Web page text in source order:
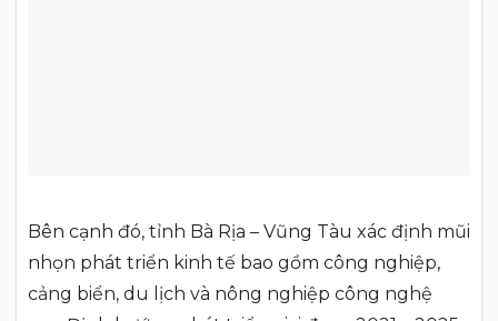
Bên cạnh đó, tỉnh Bà Rịa – Vũng Tàu xác định mũi
nhọn phát triển kinh tế bao gồm công nghiệp,
cảng biển, du lịch và nông nghiệp công nghệ